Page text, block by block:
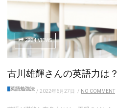
2234 VIEWS
古川雄輝さんの英語力は？
英語勉強法 / 2022年6月27日 / NO COMMENT